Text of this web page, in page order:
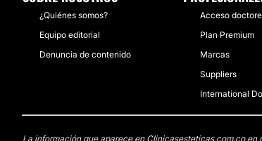
¿Quiénes somos?
Equipo editorial
Denuncia de contenido
Acceso
Plan Premium
Marcas
Suppliers
International
La información que aparece en Clinicasesteticas.com.co